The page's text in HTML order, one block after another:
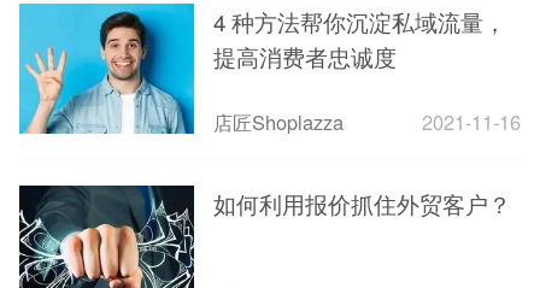
4 种方法帮你沉淀私域流量，
提高消费者忠诚度
店匠Shoplazza 2021-11-16
如何利用报价抓住外贸客户？